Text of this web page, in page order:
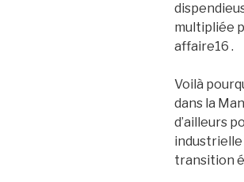
multipliée
affaire16 .
Voilà
dans la
d’ailleurs
industrielle
transition